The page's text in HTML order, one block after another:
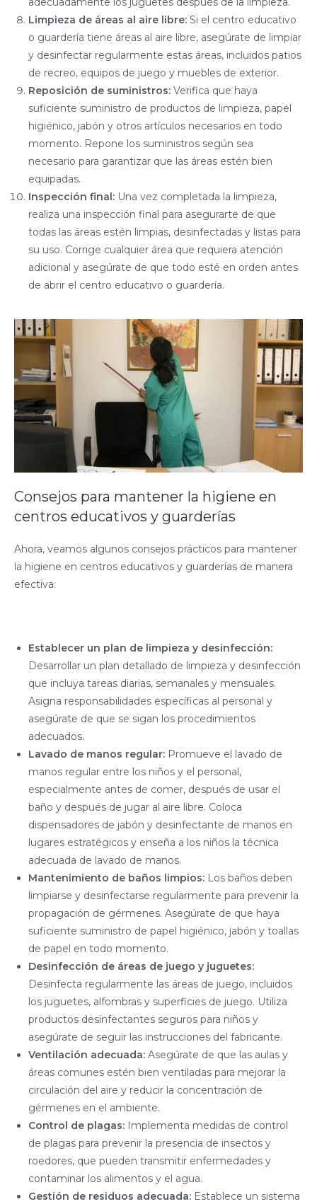
Limpieza de áreas al aire libre: Si el centro educativo
o guardería tiene áreas al aire libre, asegúrate de limpiar
y desinfectar regularmente estas áreas, incluidos patios
de recreo, equipos de juego y muebles de exterior.
Reposición de suministros: Verifica que haya
suficiente suministro de productos de limpieza, papel
higiénico, jabón y otros artículos necesarios en todo
momento. Repone los suministros según sea
necesario para garantizar que las áreas estén bien
equipadas.
Inspección final: Una vez completada la limpieza,
realiza una inspección final para asegurarte de que
todas las áreas estén limpias, desinfectadas y listas para
su uso. Corrige cualquier área que requiera atención
adicional y asegúrate de que todo esté en orden antes
de abrir el centro educativo o guardería.
Consejos para mantener la higiene en
centros educativos y guarderías
Ahora, veamos algunos consejos prácticos para mantener
la higiene en centros educativos y guarderías de manera
efectiva:
Establecer un plan de limpieza y desinfección:
Desarrollar un plan detallado de limpieza y desinfección
que incluya tareas diarias, semanales y mensuales.
Asigna responsabilidades específicas al personal y
asegúrate de que se sigan los procedimientos
adecuados.
Lavado de manos regular: Promueve el lavado de
manos regular entre los niños y el personal,
especialmente antes de comer, después de usar el
baño y después de jugar al aire libre. Coloca
dispensadores de jabón y desinfectante de manos en
lugares estratégicos y enseña a los niños la técnica
adecuada de lavado de manos.
Mantenimiento de baños limpios: Los baños deben
limpiarse y desinfectarse regularmente para prevenir la
propagación de gérmenes. Asegúrate de que haya
suficiente suministro de papel higiénico, jabón y toallas
de papel en todo momento.
Desinfección de áreas de juego y juguetes:
Desinfecta regularmente las áreas de juego, incluidos
los juguetes, alfombras y superficies de juego. Utiliza
productos desinfectantes seguros para niños y
asegúrate de seguir las instrucciones del fabricante.
Ventilación adecuada: Asegúrate de que las aulas y
áreas comunes estén bien ventiladas para mejorar la
circulación del aire y reducir la concentración de
gérmenes en el ambiente.
Control de plagas: Implementa medidas de control
de plagas para prevenir la presencia de insectos y
roedores, que pueden transmitir enfermedades y
contaminar los alimentos y el agua.
Gestión de residuos adecuada: Establece un sistema